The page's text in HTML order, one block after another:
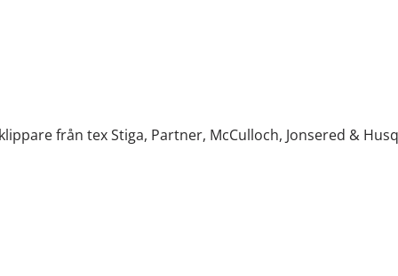
från tex Stiga, Partner, McCulloch, Jonsered &